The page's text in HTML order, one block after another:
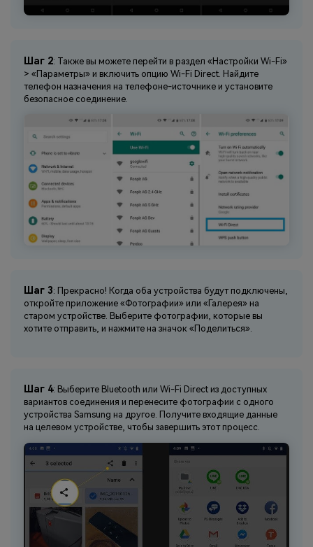
Шаг 2: Также вы можете перейти в раздел «Настройки Wi-Fi»
> «Параметры» и включить опцию Wi-Fi Direct. Найдите
телефон назначения на телефоне-источнике и установите
безопасное соединение.
Шаг 3: Прекрасно! Когда оба устройства будут подключены,
откройте приложение «Фотографии» или «Галерея» на
старом устройстве. Выберите фотографии, которые вы
хотите отправить, и нажмите на значок «Поделиться».
Шаг 4: Выберите Bluetooth или Wi-Fi Direct из доступных
вариантов соединения и перенесите фотографии с одного
устройства Samsung на другое. Получите входящие данные
на целевом устройстве, чтобы завершить этот процесс.